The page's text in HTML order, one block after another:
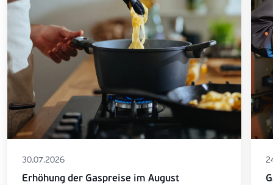
30.07.2026
Erhöhung der Gaspreise im August